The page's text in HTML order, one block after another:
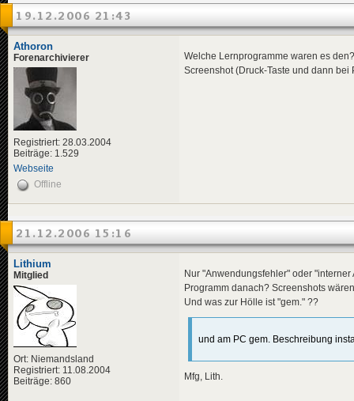
19.12.2006 21:43
Athoron
Forenarchivierer
Registriert: 28.03.2004
Beiträge: 1.529
Webseite
Welche Lernprogramme waren es
Screenshot (Druck-Taste und dann
Offline
21.12.2006 15:16
Lithium
Mitglied
Ort: Niemandsland
Registriert: 11.08.2004
Beiträge: 860
Nur "Anwendungsfehler" oder
Programm danach? Screenshots
Und was zur Hölle ist "gem." ??
und am PC gem. Beschreibung
Mfg, Lith.